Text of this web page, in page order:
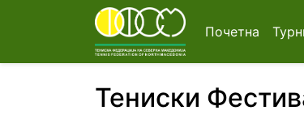
Почетна
Тениски